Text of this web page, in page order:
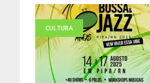
CULTURA